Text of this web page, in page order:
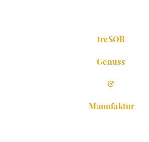
treSOR
Genuss
&
Manufaktur